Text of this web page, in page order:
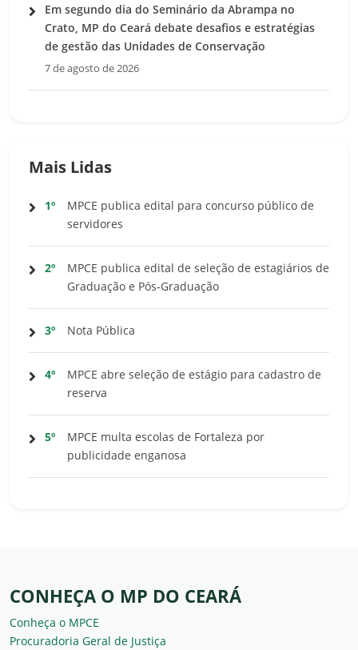
Em segundo dia do Seminário da Abrampa no
Crato, MP do Ceará debate desafios e estratégias
de gestão das Unidades de Conservação
7 de agosto de 2026
Mais Lidas
1º
MPCE publica edital para concurso público de
servidores
2º
MPCE publica edital de seleção de estagiários de
Graduação e Pós-Graduação
3º Nota Pública
4º
MPCE abre seleção de estágio para cadastro de
reserva
5º
MPCE multa escolas de Fortaleza por
publicidade enganosa
CONHEÇA O MP DO CEARÁ
Conheça o MPCE
Procuradoria Geral de Justiça